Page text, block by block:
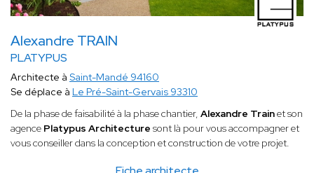
Alexandre TRAIN
PLATYPUS
Architecte à Saint-Mandé 94160
Se déplace à Le Pré-Saint-Gervais 93310
De la phase de faisabilité à la phase chantier, Alexandre Trainet son
agence Platypus Architecture sont là pour vous accompagner et
vous conseiller dans la conception et construction de votre projet.